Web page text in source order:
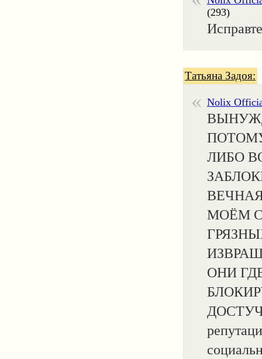
(293)
Татьяна Задоя:
Nolix
ЛИБО
МОЁМ
ОНИ